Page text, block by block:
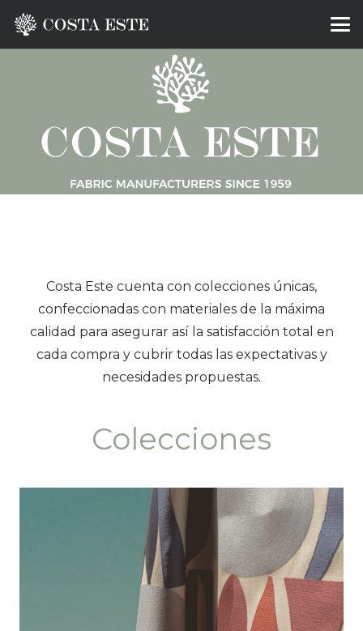
Costa Este cuenta con colecciones únicas,
confeccionadas con materiales de la máxima
calidad para asegurar así la satisfacción total en
cada compra y cubrir todas las expectativas y
necesidades propuestas.
Colecciones